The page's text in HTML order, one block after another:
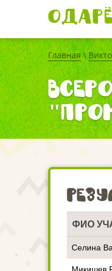
Главная\
ФИО
Селина